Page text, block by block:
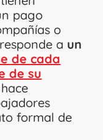
pago
o
a un
de cada
de su
formal de